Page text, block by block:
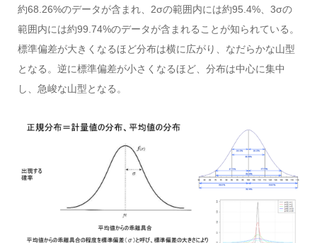
約68.26%のデータが含まれ、2σの範囲内には約95.4%、3σの
範囲内には約99.74%のデータが含まれることが知られている。
標準偏差が大きくなるほど分布は横に広がり、なだらかな山型
となる。逆に標準偏差が小さくなるほど、分布は中心に集中
し、急峻な山型となる。